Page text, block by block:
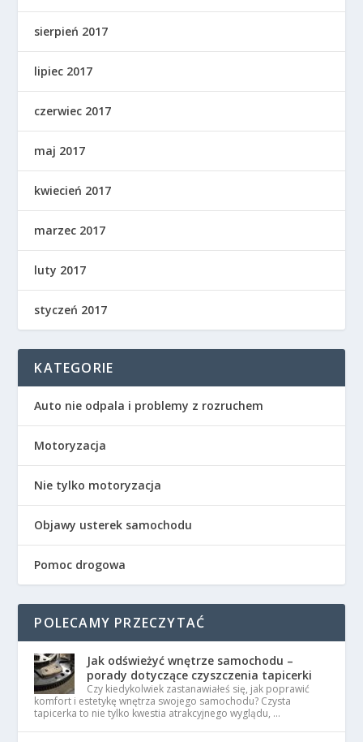
sierpień 2017
lipiec 2017
czerwiec 2017
maj 2017
kwiecień 2017
marzec 2017
luty 2017
styczeń 2017
KATEGORIE
Auto nie odpala i problemy z rozruchem
Motoryzacja
Nie tylko motoryzacja
Objawy usterek samochodu
Pomoc drogowa
POLECAMY PRZECZYTAĆ
Jak odświeżyć wnętrze samochodu –
porady dotyczące czyszczenia tapicerki
Czy kiedykolwiek zastanawiałeś się, jak poprawić
komfort i estetykę wnętrza swojego samochodu? Czysta
tapicerka to nie tylko kwestia atrakcyjnego wyglądu, …